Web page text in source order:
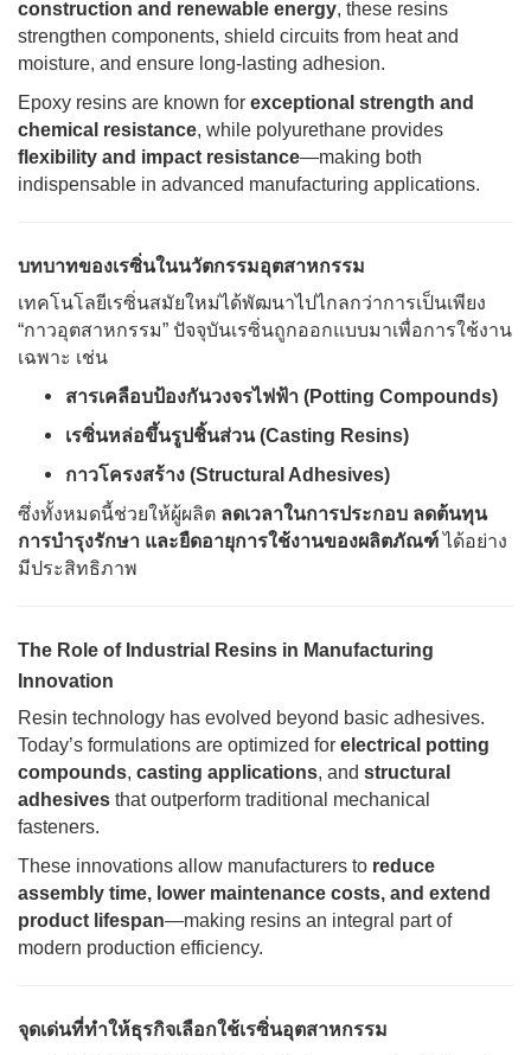
construction and renewable energy, these resins
strengthen components, shield circuits from heat and
moisture, and ensure long-lasting adhesion.
Epoxy resins are known for exceptional strength and
chemical resistance, while polyurethane provides
flexibility and impact resistance—making both
indispensable in advanced manufacturing applications.
บทบาทของเรซิ่นในนวัตกรรมอุตสาหกรรม
เทคโนโลยีเรซิ่นสมัยใหม่ได้พัฒนาไปไกลกว่าการเป็นเพียง
“กาวอุตสาหกรรม” ปัจจุบันเรซิ่นถูกออกแบบมาเพื่อการใช้งาน
เฉพาะ เช่น
สารเคลือบป้องกันวงจรไฟฟ้า (Potting Compounds)
เรซิ่นหล่อขึ้นรูปชิ้นส่วน (Casting Resins)
กาวโครงสร้าง (Structural Adhesives)
ซึ่งทั้งหมดนี้ช่วยให้ผู้ผลิต ลดเวลาในการประกอบ ลดต้นทุน
การบำรุงรักษา และยืดอายุการใช้งานของผลิตภัณฑ์ได้อย่าง
มีประสิทธิภาพ
The Role of Industrial Resins in Manufacturing
Innovation
Resin technology has evolved beyond basic adhesives.
Today’s formulations are optimized for electrical potting
compounds, casting applications, and structural
adhesives that outperform traditional mechanical
fasteners.
These innovations allow manufacturers to reduce
assembly time, lower maintenance costs, and extend
product lifespan—making resins an integral part of
modern production efficiency.
จุดเด่นที่ทำให้ธุรกิจเลือกใช้เรซิ่นอุตสาหกรรม